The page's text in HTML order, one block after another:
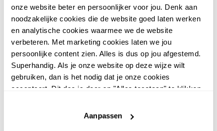
onze website beter en persoonlijker voor jou. Denk aan
noodzakelijke cookies die de website goed laten werken
en analytische cookies waarmee we de website
verbeteren. Met marketing cookies laten we jou
persoonlijke content zien. Alles is dus op jou afgestemd.
Superhandig. Als je onze website op deze wijze wilt
gebruiken, dan is het nodig dat je onze cookies
accepteert. Dit doe je door op "Alles toestaan" te klikken.
website niet optimaal functioneert.
Aanpassen